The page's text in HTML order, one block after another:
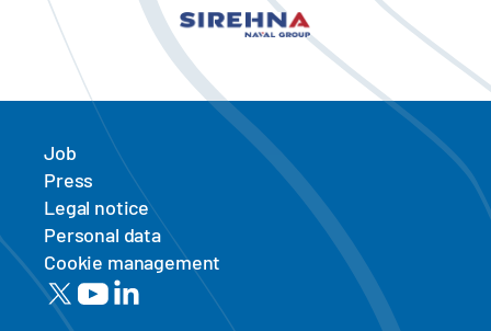
Job
Press
Legal notice
Personal data
Cookie management